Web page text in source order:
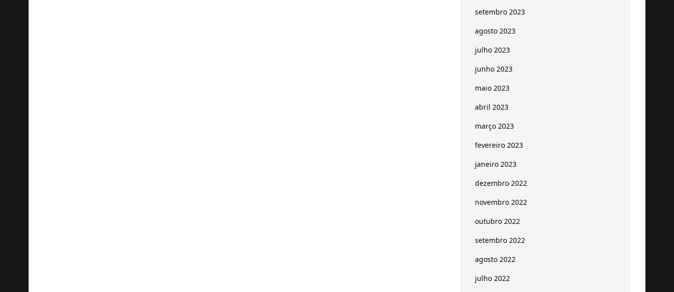
setembro 2023
agosto 2023
julho 2023
junho 2023
maio 2023
abril 2023
março 2023
fevereiro 2023
janeiro 2023
dezembro 2022
novembro 2022
outubro 2022
setembro 2022
agosto 2022
julho 2022